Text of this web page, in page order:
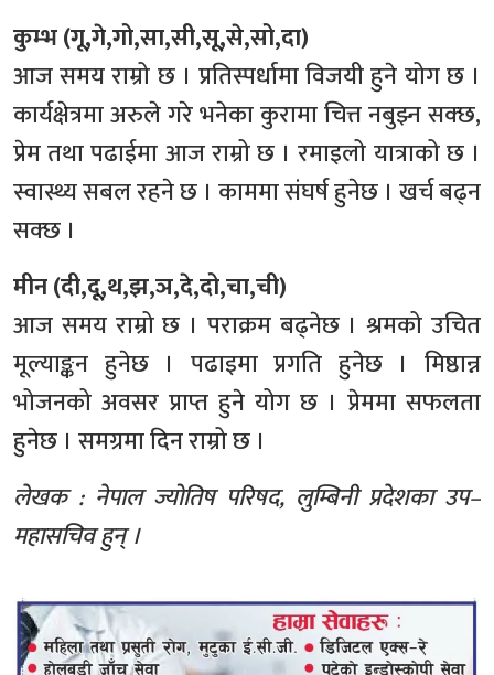
कुम्भ (गू,गे,गो,सा,सी,सू,से,सो,दा)
आज समय राम्रो छ । प्रतिस्पर्धामा विजयी हुने योग छ ।
कार्यक्षेत्रमा अरुले गरे भनेका कुरामा चित्त नबुझ्न सक्छ,
प्रेम तथा पढाईमा आज राम्रो छ । रमाइलो यात्राको छ ।
स्वास्थ्य सबल रहने छ । काममा संघर्ष हुनेछ । खर्च बढ्न
सक्छ ।
मीन (दी,दू,थ,झ,ञ,दे,दो,चा,ची)
आज समय राम्रो छ । पराक्रम बढ्नेछ । श्रमको उचित
मूल्याङ्कन हुनेछ । पढाइमा प्रगति हुनेछ । मिष्ठान्न
भोजनको अवसर प्राप्त हुने योग छ । प्रेममा सफलता
हुनेछ । समग्रमा दिन राम्रो छ ।
लेखक : नेपाल ज्योतिष परिषद, लुम्बिनी प्रदेशका उप–
महासचिव हुन् ।